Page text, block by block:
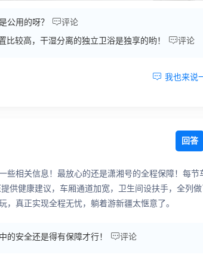
公用的呀？ 评论
比较高，干湿分离的独立卫浴是独享的哟！ 评论
 我也来说
回答
些相关信息！最放心的还是潇湘号的全程保障！每节
供健康建议，车厢通道加宽，卫生间设扶手，全列做
真正实现全程无忧，躺着游新疆太惬意了。
的安全还是得有保障才行！ 评论